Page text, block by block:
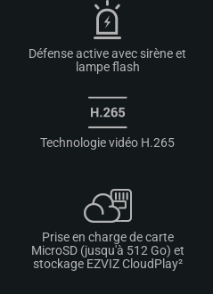
Défense active avec sirène et
lampe flash
Technologie vidéo H.265
Prise en charge de carte
MicroSD (jusqu'à 512 Go) et
stockage EZVIZ CloudPlay²